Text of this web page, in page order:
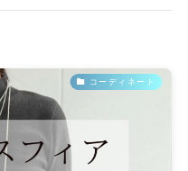
コーディネート